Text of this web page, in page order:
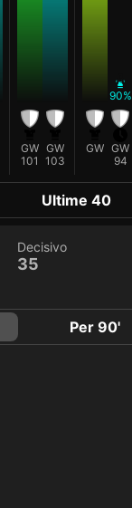
GW
101
GW
103
GW
A
90%
GW
94
Ultime 40
Decisivo
35
Per 90'